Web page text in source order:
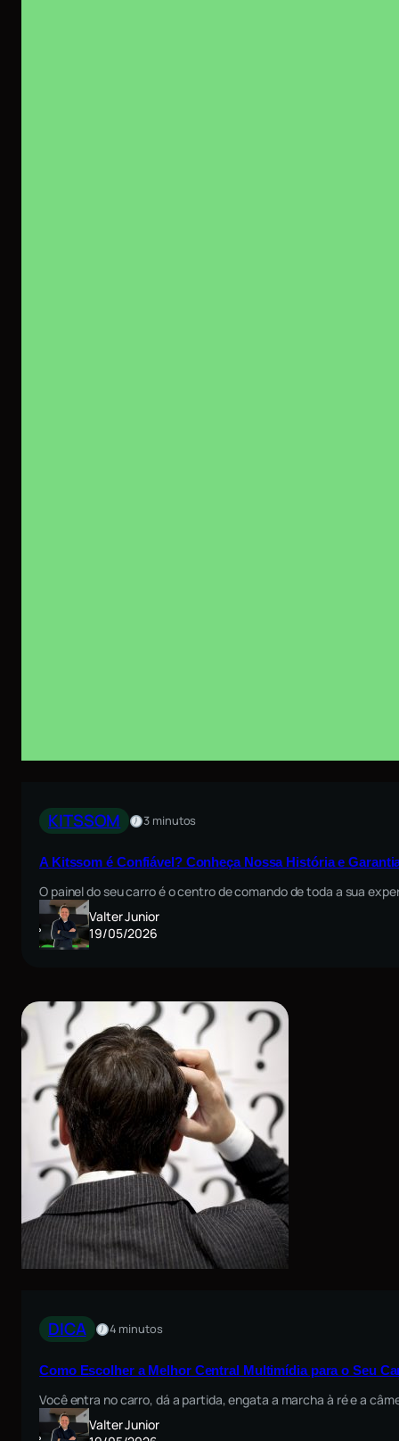
KITSSOM 3 minutos
A Kitssom é Confiável? Conheça Nossa História e
O painel do seu carro é o centro de comando de toda a sua
Valter Junior
19/05/2026
DICA 4 minutos
Como Escolher a Melhor Central Multimídia para o Seu
Você entra no carro, dá a partida, engata a marcha à ré e a
Valter Junior